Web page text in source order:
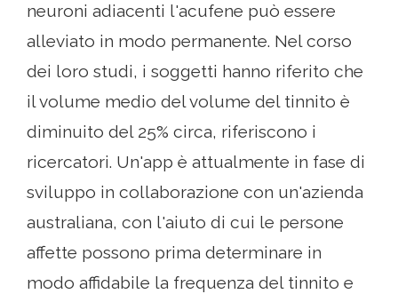
neuroni adiacenti l'acufene può essere
alleviato in modo permanente. Nel corso
dei loro studi, i soggetti hanno riferito che
il volume medio del volume del tinnito è
diminuito del 25% circa, riferiscono i
ricercatori. Un'app è attualmente in fase di
sviluppo in collaborazione con un'azienda
australiana, con l'aiuto di cui le persone
affette possono prima determinare in
modo affidabile la frequenza del tinnito e